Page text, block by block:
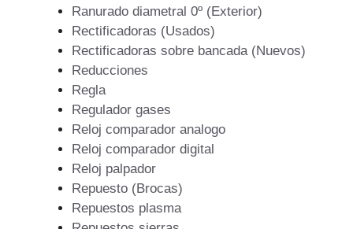
Ranurado diametral 0º (Exterior)
Rectificadoras (Usados)
Rectificadoras sobre bancada (Nuevos)
Reducciones
Regla
Regulador gases
Reloj comparador analogo
Reloj comparador digital
Reloj palpador
Repuesto (Brocas)
Repuestos plasma